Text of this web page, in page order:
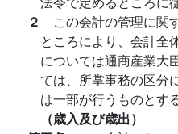
２ この会計の管理に関
ところにより、会計全
については通商産業大
ては、所掌事務の区分
は一部が行うものとする
（歳入及び歳出）